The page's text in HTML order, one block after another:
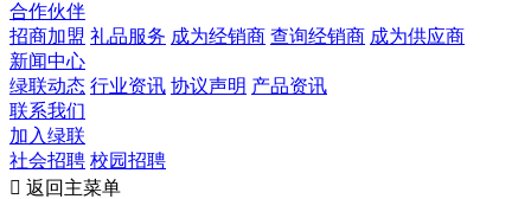
合作伙伴
招商加盟 礼品服务 成为经销商 查询经销商 成为供应商
新闻中心
绿联动态 行业资讯 协议声明 产品资讯
联系我们
加入绿联
社会招聘 校园招聘
 返回主菜单